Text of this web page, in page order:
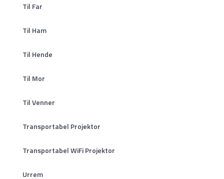
Til Far
Til Ham
Til Hende
Til Mor
Til Venner
Transportabel Projektor
Transportabel WiFi Projektor
Urrem